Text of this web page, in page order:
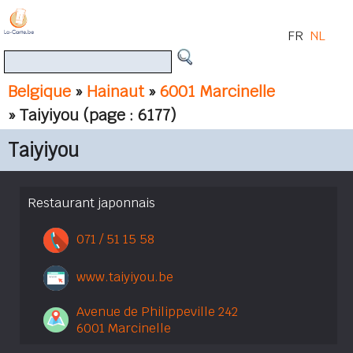
Belgique » Hainaut»6001 Marcinelle
» Taiyiyou (page : 6177)
FR NL
Taiyiyou
Restaurant japonnais
071 / 51 15 58
www.taiyiyou.be
Avenue de Philippeville 242
6001 Marcinelle